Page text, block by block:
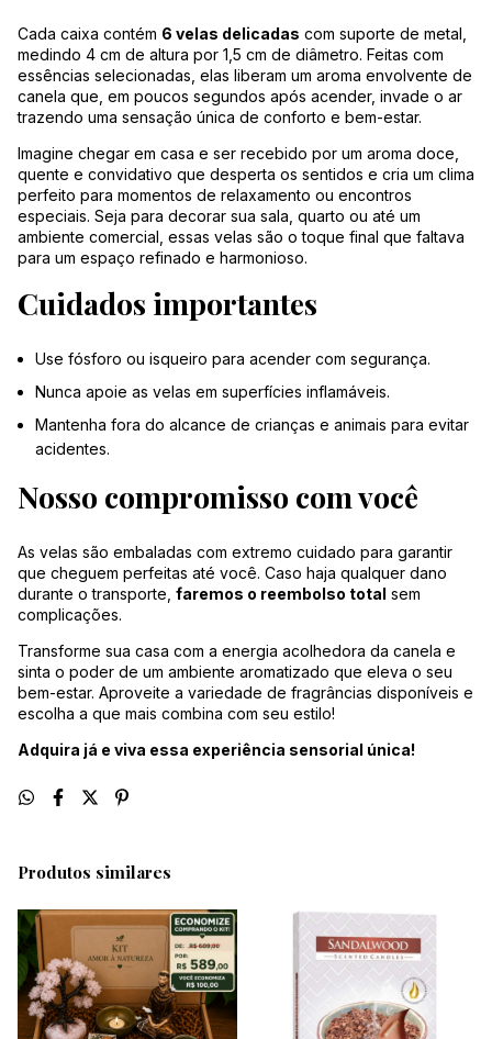
Cada caixa contém 6 velas delicadas com suporte de metal,
medindo 4 cm de altura por 1,5 cm de diâmetro. Feitas com
essências selecionadas, elas liberam um aroma envolvente de
canela que, em poucos segundos após acender, invade o ar
trazendo uma sensação única de conforto e bem-estar.
Imagine chegar em casa e ser recebido por um aroma doce,
quente e convidativo que desperta os sentidos e cria um clima
perfeito para momentos de relaxamento ou encontros
especiais. Seja para decorar sua sala, quarto ou até um
ambiente comercial, essas velas são o toque final que faltava
para um espaço refinado e harmonioso.
Cuidados importantes
Use fósforo ou isqueiro para acender com segurança.
Nunca apoie as velas em superfícies inflamáveis.
Mantenha fora do alcance de crianças e animais para evitar
acidentes.
Nosso compromisso com você
As velas são embaladas com extremo cuidado para garantir
que cheguem perfeitas até você. Caso haja qualquer dano
durante o transporte, faremos o reembolso total sem
complicações.
Transforme sua casa com a energia acolhedora da canela e
sinta o poder de um ambiente aromatizado que eleva o seu
bem-estar. Aproveite a variedade de fragrâncias disponíveis e
escolha a que mais combina com seu estilo!
Adquira já e viva essa experiência sensorial única!
Produtos similares